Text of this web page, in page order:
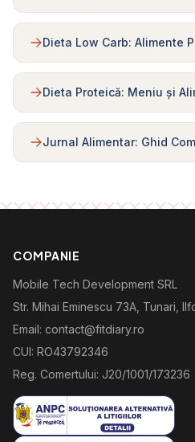
Dieta Low Carb: Alimente
Dieta Proteică: Meniu și
Jurnal Alimentar: Ghid
COMPANIE
Mobile Tech Development SRL
Str. Mihai Eminescu 73A, Tunari,
Email: contact@fitdiary.ro
CUI: RO43792346
Reg. Comertului: J20/1001/173236